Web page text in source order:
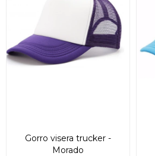
Gorro visera trucker -
Morado